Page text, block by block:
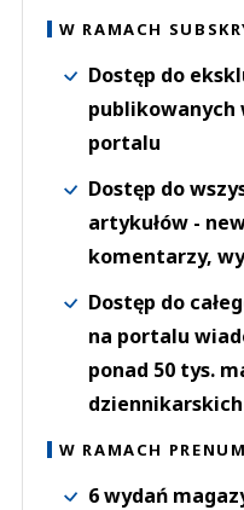
W RAMACH
Dostęp do
publikowanych
portalu
Dostęp do
artykułów -
komentarzy,
Dostęp do
na portalu
ponad 50 tys.
dziennikarskich
W RAMACH
6 wydań